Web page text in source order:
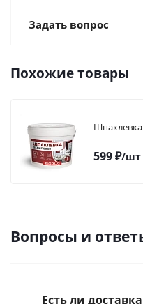
Задать вопрос
Похожие товары
Шпаклевка
599₽/шт
Вопросы и
Есть ли